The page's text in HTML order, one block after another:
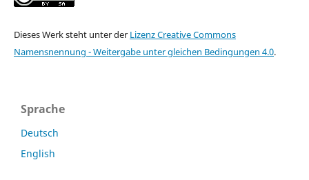
Dieses Werk steht unter der Lizenz Creative Commons
Namensnennung - Weitergabe unter gleichen Bedingungen 4.0.
Sprache
Deutsch
English